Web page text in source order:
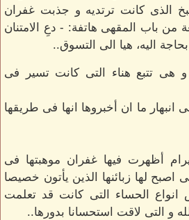
الذى كانت ترتديه و جذبت غفران
من باب المقهى هاتفة: - دعِ الامتنان
اليه، هيا الى التسوق..
هى تتبع هناء التى كانت تسير فى
انبهار ما ان أخبروها انها فى طريقها
أظهرت فيها غفران موهبتها فى
اصبح لها زبائنها الذين يأتون خصيصا
انواع الحساء التى كانت قد تعلمت
و التى لاقت استحسانا بدورها..